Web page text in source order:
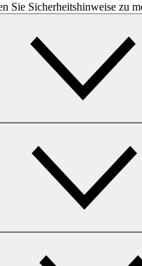
Sie Sicherheitshinweise zu